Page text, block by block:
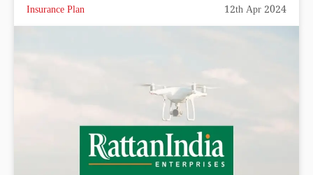
Insurance Plan 12th Apr 2024